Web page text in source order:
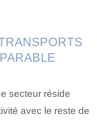
secteur réside
avec le reste de